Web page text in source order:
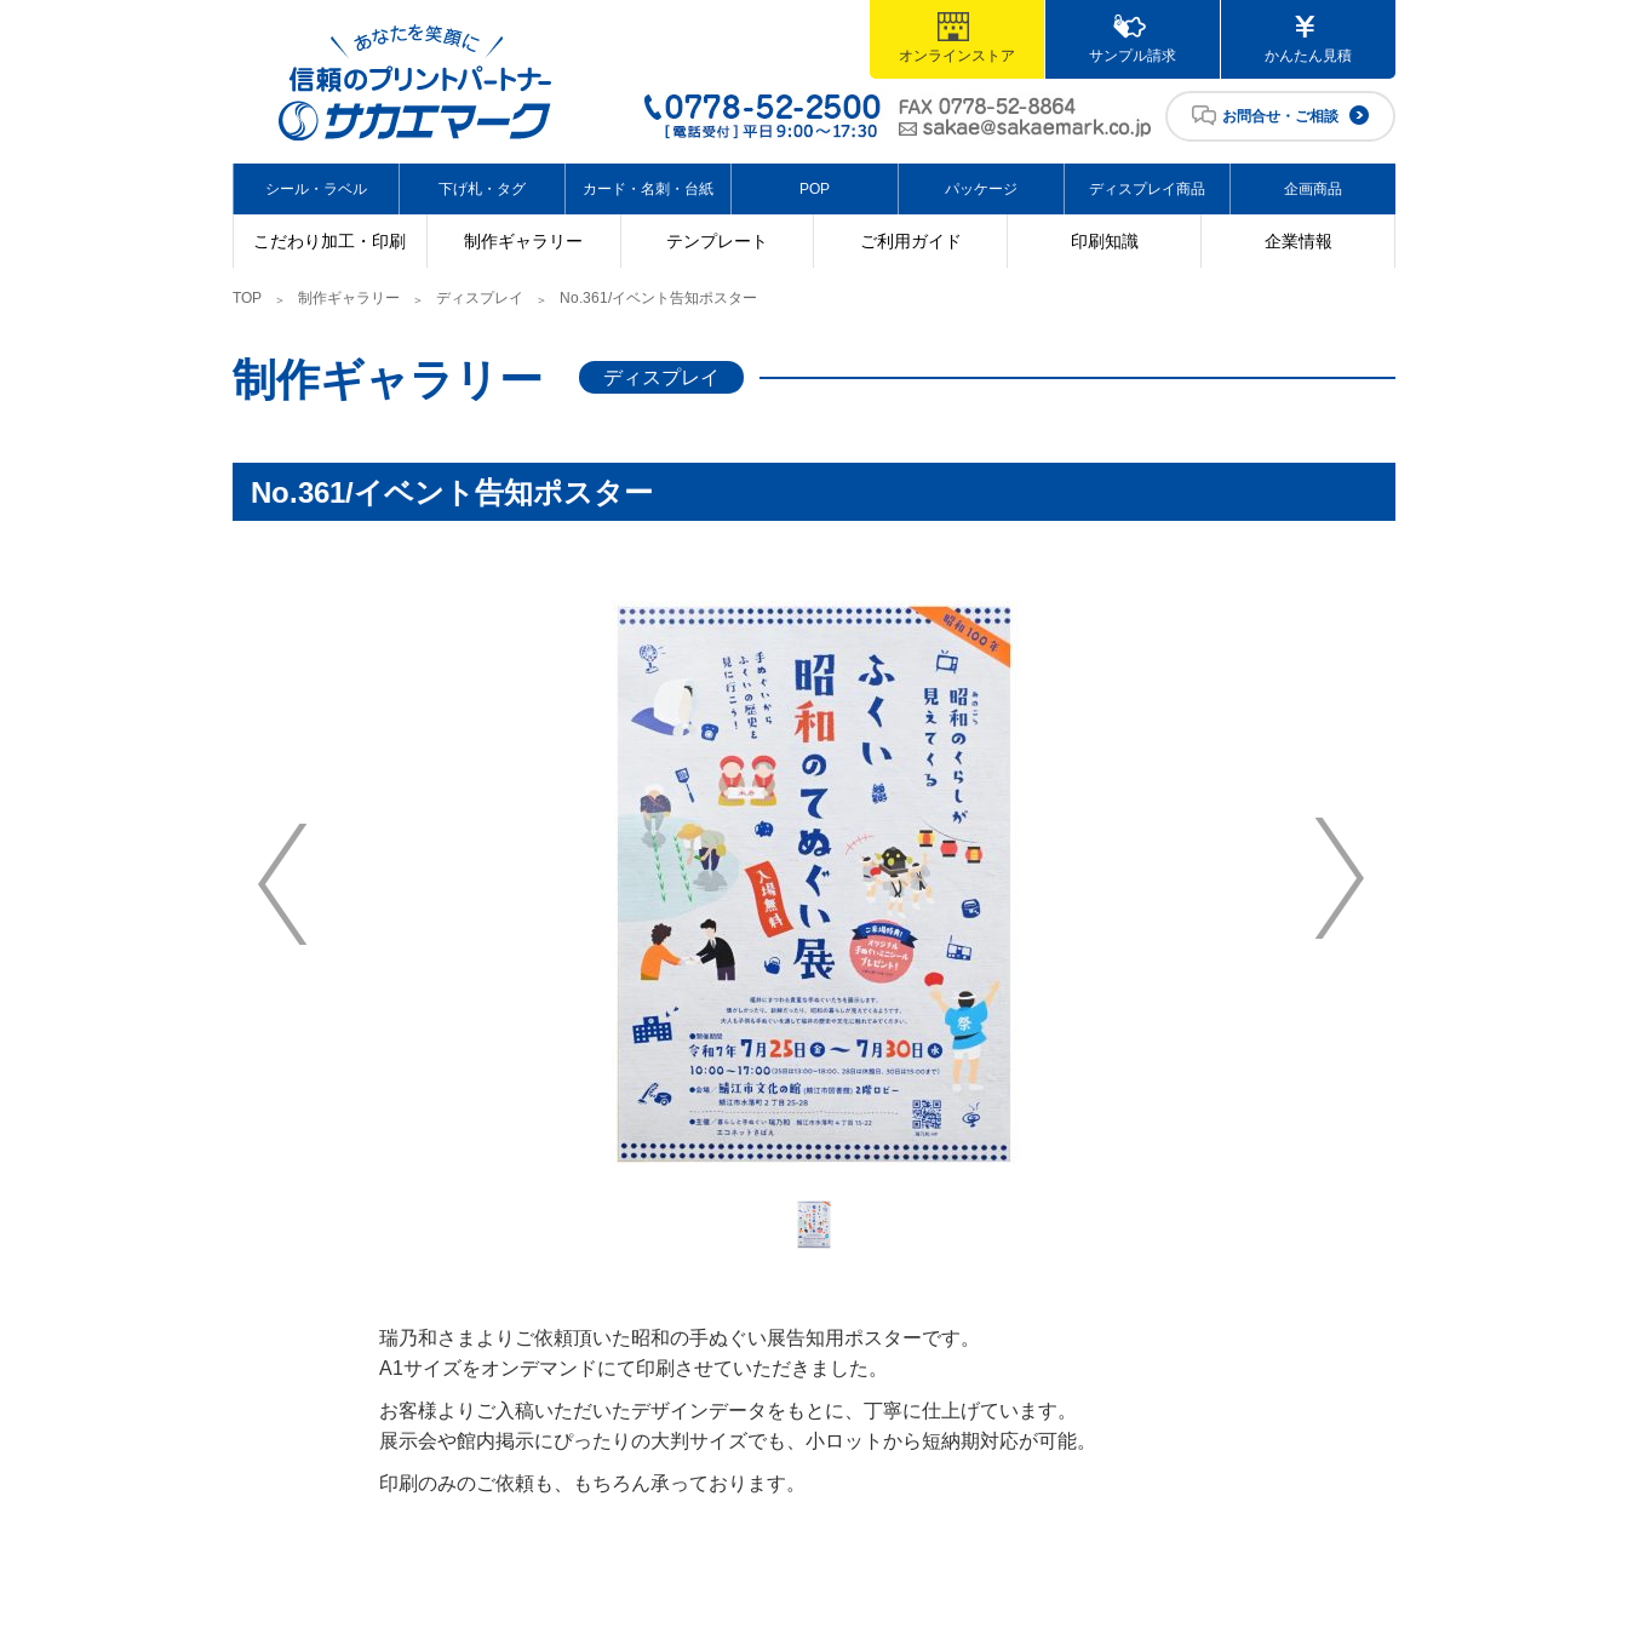
オンラインストア サンプル請求 かんたん見積
お問合せ・ご相談
こだわり加工・印刷 制作ギャラリー テンプレート ご利用ガイド 印刷知識 企業情報
シール・ラベル 下げ札・タグ カード・名刺・台紙 POP パッケージ ディスプレイ商品 企画商品
TOP 制作ギャラリー ディスプレイ No.361/イベント告知ポスター
制作ギャラリー ディスプレイ
No.361/イベント告知ポスター
瑞乃和さまよりご依頼頂いた昭和の手ぬぐい展告知用ポスターです。
A1サイズをオンデマンドにて印刷させていただきました。
お客様よりご入稿いただいたデザインデータをもとに、丁寧に仕上げています。
展示会や館内掲示にぴったりの大判サイズでも、小ロットから短納期対応が可能。
印刷のみのご依頼も、もちろん承っております。